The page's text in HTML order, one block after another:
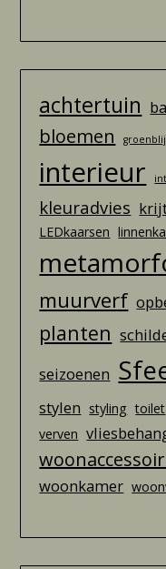
achtertuin
bloemen
interieur
kleuradvies
LEDkaarsen
muurverf
planten
seizoenen
stylen styling toilet
verven
woonkamer